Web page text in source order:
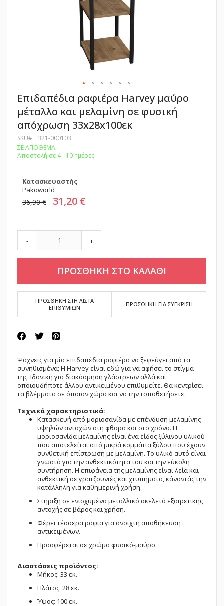
Μετάβαση
στην
αρχή
της
συλλογής
εικόνων
Επιδαπέδια ραφιέρα Harvey μαύρο
μέταλλο και μελαμίνη σε φυσική
απόχρωση 33x28x100εκ
SKU
321-000103
ΣΕ ΑΠΟΘΕΜΑ
Αποστολή σε 4 - 10 ημέρες
Κατασκευαστής
Pakoworld
36,90 € 31,20 €
- +
ΠΡΟΣΘΗΚΗ ΣΤΟ ΚΑΛΑΘΙ
ΠΡΟΣΘΗΚΗ ΣΤΗ ΛΙΣΤΑ
ΕΠΙΘΥΜΙΩΝ
ΠΡΟΣΘΗΚΗ ΓΙΑ ΣΥΓΚΡΙΣΗ
Ψάχνεις για μία επιδαπέδια ραφιέρα να ξεφεύγει από τα
συνηθισμένα; Η Harvey είναι εδώ για να αφήσει το στίγμα
της. Ιδανική για διακόσμηση γλάστρεων αλλά και
οποιουδήποτε άλλου αντικειμένου επιθυμείτε. Θα κεντρίσει
τα βλέμματα σε όποιον χώρο και να την τοποθετήσετε.
Τεχνικά χαρακτηριστικά:
Κατασκευή από μοριοσανίδα με επένδυση μελαμίνης
υψηλών αντοχών στη φθορά και στο χρόνο. Η
μοριοσανίδα μελαμίνης είναι ένα είδος ξύλινου υλικού
που αποτελείται από μικρά κομμάτια ξύλου που έχουν
συνθετική επίστρωση με μελαμίνη. Το υλικό αυτό είναι
γνωστό για την ανθεκτικότητα του και την εύκολη
συντήρηση. Η επιφάνεια της μελαμίνης είναι λεία και
ανθεκτική σε γρατζουνιές και χτυπήματα, κάνοντάς την
κατάλληλη για καθημερινή χρήση.
Στήριξη σε ενισχυμένο μεταλλικό σκελετό εξαιρετικής
αντοχής σε βάρος και χρήση.
Φέρει τέσσερα ράφια για ανοιχτή αποθήκευση
αντικειμένων.
Προσφέρεται σε χρώμα φυσικό-μαύρο.
Διαστάσεις προϊόντος:
Μήκος: 33 εκ.
Πλάτος: 28 εκ.
Ύψος: 100 εκ.